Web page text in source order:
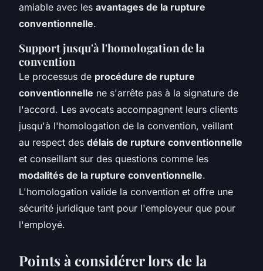
amiable avec les avantages de la rupture
conventionnelle.
Support jusqu'à l'homologation de la
convention
Le processus de procédure de rupture
conventionnelle ne s'arrête pas à la signature de
l'accord. Les avocats accompagnent leurs clients
jusqu'à l'homologation de la convention, veillant
au respect des délais de rupture conventionnelle
et conseillant sur des questions comme les
modalités de la rupture conventionnelle.
L'homologation valide la convention et offre une
sécurité juridique tant pour l'employeur que pour
l'employé.
Points à considérer lors de la